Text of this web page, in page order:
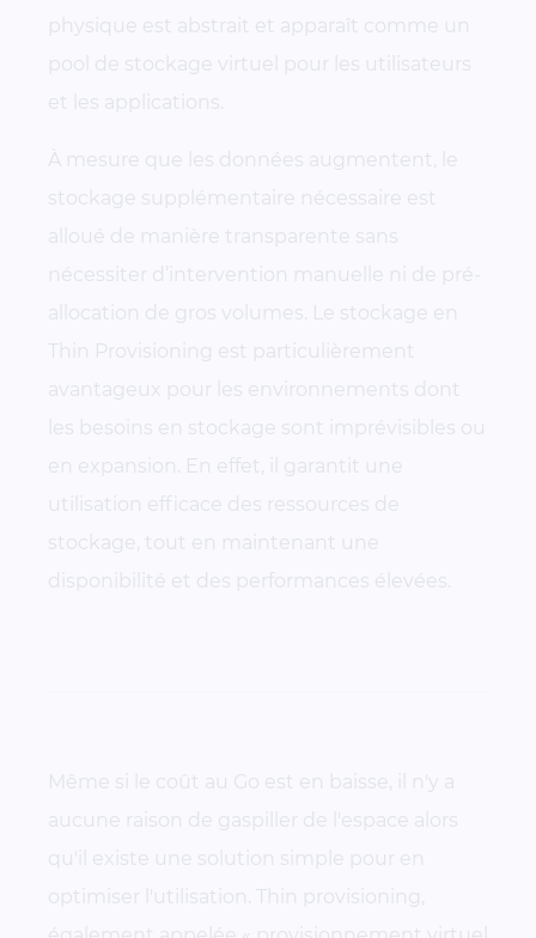
physique est abstrait et apparaît comme un
pool de stockage virtuel pour les utilisateurs
et les applications.
À mesure que les données augmentent, le
stockage supplémentaire nécessaire est
alloué de manière transparente sans
nécessiter d’intervention manuelle ni de pré-
allocation de gros volumes. Le stockage en
Thin Provisioning est particulièrement
avantageux pour les environnements dont
les besoins en stockage sont imprévisibles ou
en expansion. En effet, il garantit une
utilisation efficace des ressources de
stockage, tout en maintenant une
disponibilité et des performances élevées.
Même si le coût au Go est en baisse, il n'y a
aucune raison de gaspiller de l'espace alors
qu'il existe une solution simple pour en
optimiser l'utilisation. Thin provisioning,